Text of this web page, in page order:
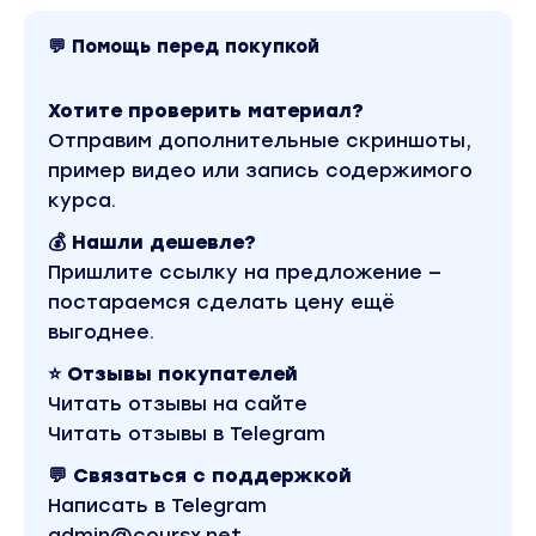
💬 Помощь перед покупкой
Хотите проверить материал?
Отправим дополнительные скриншоты,
пример видео или запись содержимого
курса.
💰 Нашли дешевле?
Пришлите ссылку на предложение —
постараемся сделать цену ещё
выгоднее.
⭐ Отзывы покупателей
Читать отзывы на сайте
Читать отзывы в Telegram
💬 Связаться с поддержкой
Написать в Telegram